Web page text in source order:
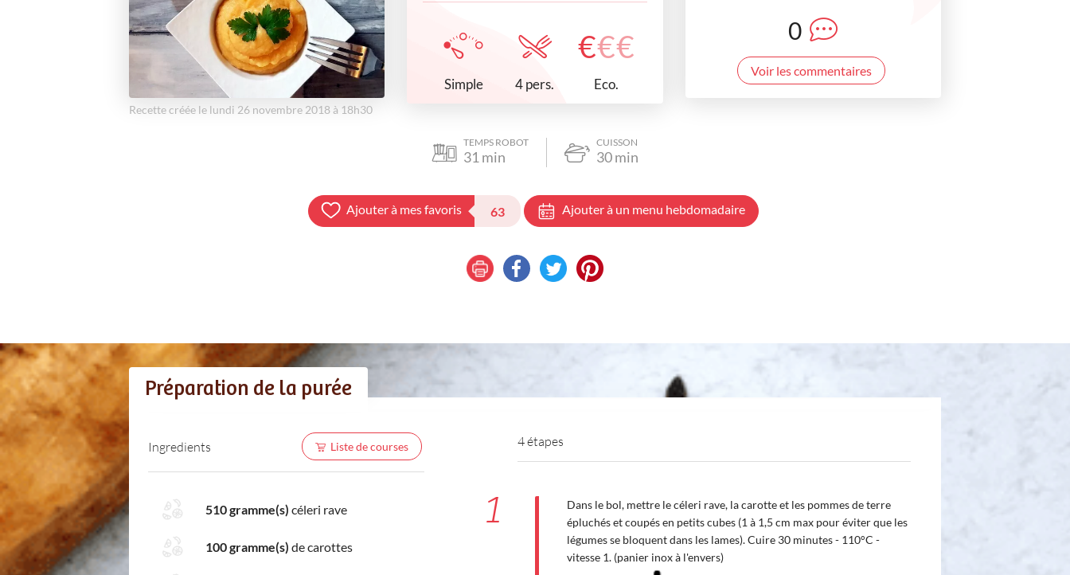
Recette créée le lundi 26 novembre 2018 à 18h30
Simple 4 pers.
€€€
Eco.
0
Voir les commentaires
TEMPS ROBOT
31 min
CUISSON
30min
Ajouter à mes favoris 63 Ajouter à un menu hebdomadaire
Préparation de la purée
Ingredients Liste de courses
510 gramme(s) céleri rave
100 gramme(s) de carottes
4 étapes
1
Dans le bol, mettre le céleri rave, la carotte et les pommes de terre
épluchés et coupés en petits cubes (1 à 1,5 cm max pour éviter que les
légumes se bloquent dans les lames). Cuire 30 minutes - 110°C -
vitesse 1. (panier inox à l'envers)